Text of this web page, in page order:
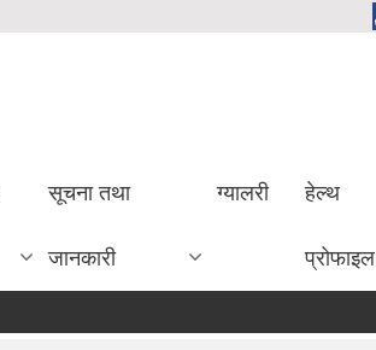
सूचना तथा
जानकारी
ग्यालरी हेल्थ
प्रोफाइल